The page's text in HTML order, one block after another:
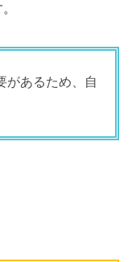
があるため、自